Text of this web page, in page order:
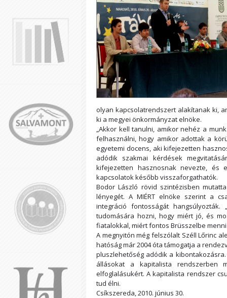
olyan kapcsolatrendszert alakítanak ki,
ki a megyei önkormányzat elnöke.
„Akkor kell tanulni, amikor nehéz a
felhasználni, hogy amikor adottak a
egyetemi docens, aki kifejezetten
adódik szakmai kérdések
kifejezetten hasznosnak nevezte, és
kapcsolatok később visszaforgathatók.
Bodor László rövid szintézisben
lényegét. A MIÉRT elnöke szerint a
integráció fontosságát
tudomására hozni, hogy miért jó, és
fiatalokkal, miért fontos Brüsszelbe
A megnyitón még felszólalt Széll Lőrinc
hatóság már 2004 óta támogatja a
pluszlehetőség adódik a
állásokat a kapitalista
elfoglalásukért. A kapitalista rendszer
tud élni.
Csíkszereda, 2010. június 30.